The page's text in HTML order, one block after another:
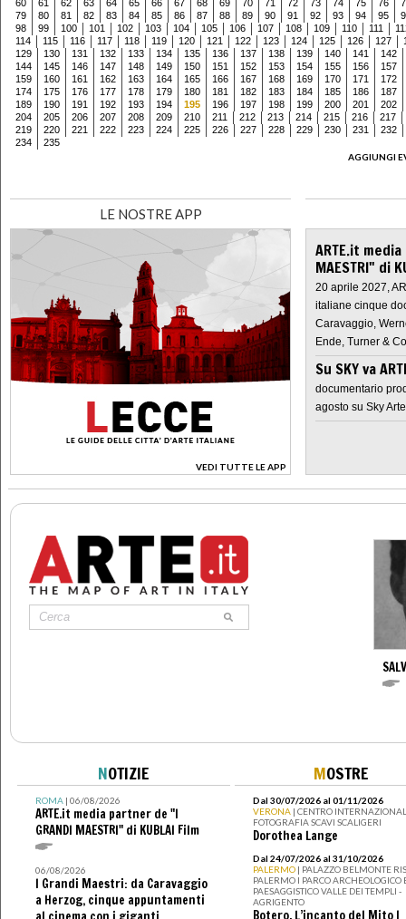
60 61 62 63 64 65 66 67 68 69 70 71 72 73 74 75 76
79
80 81 82 83 84 85 86 87 88 89 90 91 92 93 94 95
98
99 100 101 102 103 104 105 106 107 108 109 110 111
114
115 116 117 118 119 120 121 122 123 124 125 126 127
129
130 131 132 133 134 135 136 137 138 139 140 141
142
144
145 146 147 148 149 150 151 152 153 154 155 156
157
159
160 161 162 163 164 165 166 167 168 169 170 171
172
174
175 176 177 178 179 180 181 182 183 184 185 186
187
189
190 191 192 193 194 195 196 197 198 199 200 201
202
204
205 206 207 208 209 210 211 212 213 214 215 216
217
219
220 221 222 223 224 225 226 227 228 229 230 231
232
234
235
AGGIUNGI
LE NOSTRE APP
VEDI TUTTE LE APP
>
ARTE.it
MAESTRI" di
20 aprile 2027,
italiane cinque
Caravaggio,
Ende, Turner &
Su SKY va
documentario
agosto su Sky Arte
NOTIZIE
ROMA| 06/08/2026
ARTE.it media partner de "I
GRANDI MAESTRI" di KUBLAI Film
06/08/2026
I Grandi Maestri: da Caravaggio
a Herzog, cinque appuntamenti
MOSTRE
Dal 30/07/2026 al 01/11/2026
VERONA | CENTRO
FOTOGRAFIA SCAVI SCALIGERI
Dorothea Lange
Dal 24/07/2026 al 31/10/2026
PALERMO | PALAZZO BELMONTE
PALERMO I PARCO ARCHEOLOGICO
PAESAGGISTICO VALLE DEI TEMPLI -
AGRIGENTO
Botero. L’incanto del Mito I